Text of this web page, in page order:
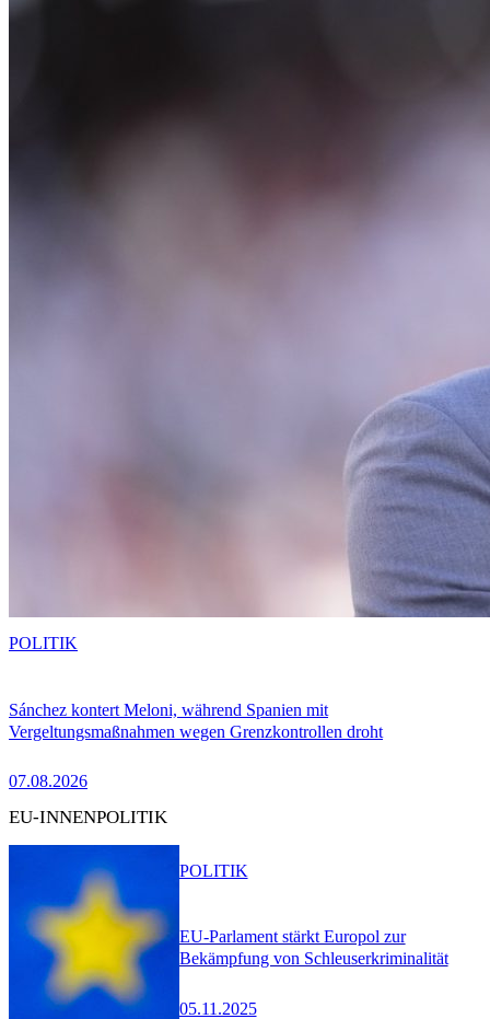
Sánchez kontert Meloni, während Spanien mit
Vergeltungsmaßnahmen wegen Grenzkontrollen droht
07.08.2026
POLITIK
EU-INNENPOLITIK
EU-Parlament stärkt Europol zur
Bekämpfung von Schleuserkriminalität
05.11.2025
POLITIK